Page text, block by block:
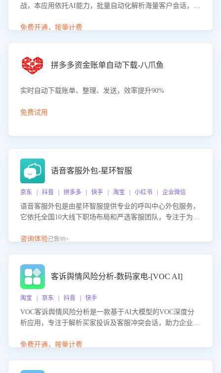
战，本应用依托AI能力，批量自动化解析海量客户会话，精
购买意向，深度洞察决策动因。同时全面评估客服团队政策
度、客服转化能力及销售业绩。
免费开通，按量计费
拼多多资金账单自动下载-八爪鱼
实时自动下载账单、整理、发送，效率提升90%
免费试用
语音客服外包-星环智服
京东 | 抖音 | 拼多多 | 快手 | 淘宝 | 小红书 | 企业微信
语音客服外包是由星环智服提供专业的呼叫中心外包服务，
它依托全国10大线下职场布局和严选客服团队，专注于为企
客服团队和智能工具提升语音客服服务效率和质量，帮助企
咨询体验已售99+
客诉舆情风险分析-数码家电-[VOC AI]
淘宝 | 京东 | 抖音 | 快手
VOC客诉舆情风险分析是一款基于AI大模型的VOC深度分
析应用，专注于解析买家投诉及客服冲突会话，助力企业精
别客户情绪、归因争议根源，并客观评估客服应对合理性与
免费开通，按量计费